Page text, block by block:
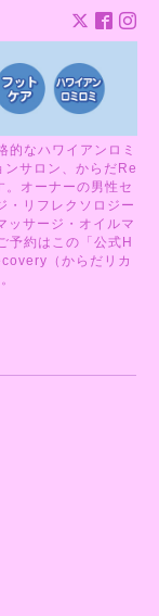
的なハワイアンロミ
ンサロン、からだRe
オーナーの男性セ
・リフレクソロジー
ッサージ・オイルマ
予約はこの「公式H
（からだリカ